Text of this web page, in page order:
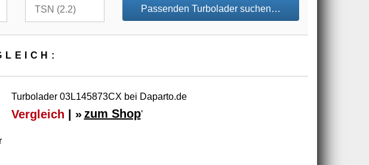
Passenden Turbolader suchen…
Turbolader 03L145873CX bei Daparto.de
Vergleich | » zum Shop*